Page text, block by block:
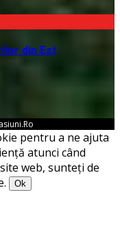
din Est
pentru a ne ajuta
atunci când
web, sunteți de
Ok